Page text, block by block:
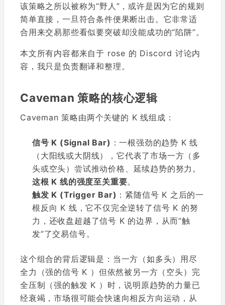
该策略之所以被称为“野人”，或许是因为它的规则
简单直接，一旦符合条件便果断出击。它非常适
合用来交易那些看似要突破却没能成功的“陷阱”。
本文所有内容都来自于 rose 的 Discord 讨论内
容，我只是负责翻译和整理。
Caveman 策略的核心逻辑
Caveman 策略由两个关键的 K 线组成：
信号 K (Signal Bar) ：一根强劲的趋势 K 线
（大阳线或大阴线），它代表了市场一方（多
头或空头）尝试推动价格、延续趋势的努力。
这根 K 线的强度至关重要。
触发 K (Trigger Bar) ：紧随信号 K 之后的一
根反向 K 线，它不仅完全逆转了信号 K 的努
力，还收盘超越了信号 K 的边界，从而“触
发”了交易信号。
这个组合的背后逻辑是：当一方（如多头）用尽
全力（强的信号 K ）但依然被另一方（空头）完
全压制（强的触发 K ）时，说明原趋势的力量已
经衰竭，市场很可能会快速向相反方向运动，从